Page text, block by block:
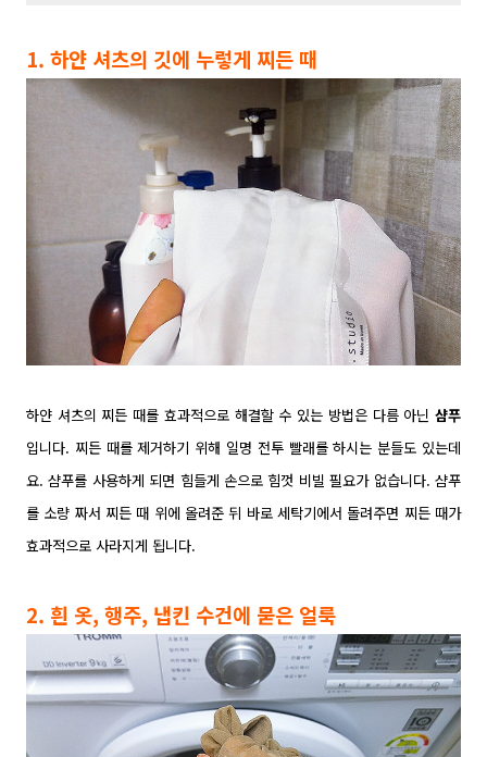
1. 하얀 셔츠의 깃에 누렇게 찌든 때
하얀 셔츠의 찌든 때를 효과적으로 해결할 수 있는 방법은 다름 아닌 샴푸
입니다. 찌든 때를 제거하기 위해 일명 전투 빨래를 하시는 분들도 있는데
요. 샴푸를 사용하게 되면 힘들게 손으로 힘껏 비빌 필요가 없습니다. 샴푸
를 소량 짜서 찌든 때 위에 올려준 뒤 바로 세탁기에서 돌려주면 찌든 때가
효과적으로 사라지게 됩니다.
2. 흰 옷, 행주, 냅킨 수건에 묻은 얼룩